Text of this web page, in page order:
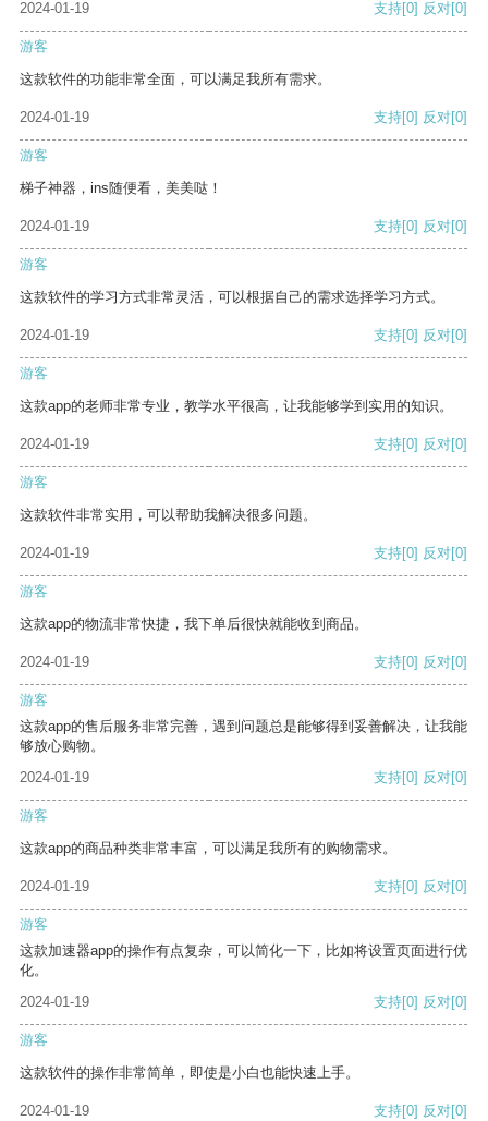
2024-01-19 支持[0] 反对[0]
游客
这款软件的功能非常全面，可以满足我所有需求。
2024-01-19 支持[0] 反对[0]
游客
梯子神器，ins随便看，美美哒！
2024-01-19 支持[0] 反对[0]
游客
这款软件的学习方式非常灵活，可以根据自己的需求选择学习方式。
2024-01-19 支持[0] 反对[0]
游客
这款app的老师非常专业，教学水平很高，让我能够学到实用的知识。
2024-01-19 支持[0] 反对[0]
游客
这款软件非常实用，可以帮助我解决很多问题。
2024-01-19 支持[0] 反对[0]
游客
这款app的物流非常快捷，我下单后很快就能收到商品。
2024-01-19 支持[0] 反对[0]
游客
这款app的售后服务非常完善，遇到问题总是能够得到妥善解决，让我能
够放心购物。
2024-01-19
支持[0] 反对[0]
游客
这款app的商品种类非常丰富，可以满足我所有的购物需求。
2024-01-19 支持[0] 反对[0]
游客
这款加速器app的操作有点复杂，可以简化一下，比如将设置页面进行优
化。
2024-01-19
支持[0] 反对[0]
游客
这款软件的操作非常简单，即使是小白也能快速上手。
2024-01-19 支持[0] 反对[0]